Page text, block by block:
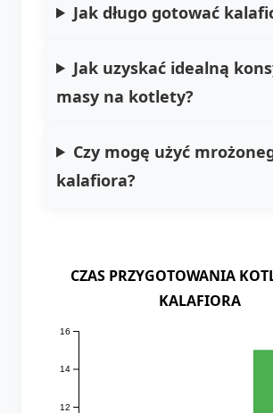
Jak długo gotować
Jak uzyskać idealną
masy na kotlety?
Czy mogę użyć
kalafiora?
CZAS PRZYGOTOWANIA
KALAFIORA
12
14
16